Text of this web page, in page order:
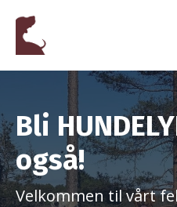
Bli
også!
Velkommen til vårt